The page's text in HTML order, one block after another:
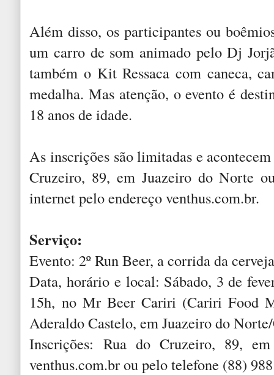
Além disso, os participantes ou
um carro de som animado pelo Dj
também o Kit Ressaca com caneca,
medalha. Mas atenção, o evento é
18 anos de idade.
As inscrições são limitadas e
Cruzeiro, 89, em Juazeiro do Norte
internet pelo endereço venthus.com.br.
Serviço:
Evento: 2º Run Beer, a corrida da
Data, horário e local: Sábado, 3 de
15h, no Mr Beer Cariri (Cariri Food
Aderaldo Castelo, em Juazeiro do
Inscrições: Rua do Cruzeiro, 89,
venthus.com.br ou pelo telefone (88)